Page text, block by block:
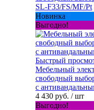
SL-F33/FS/MF/Pt
Новинка
Выгодно!
Быстрый
Мебельный
свободный
с
4 430 руб. / шт
Выгодно!